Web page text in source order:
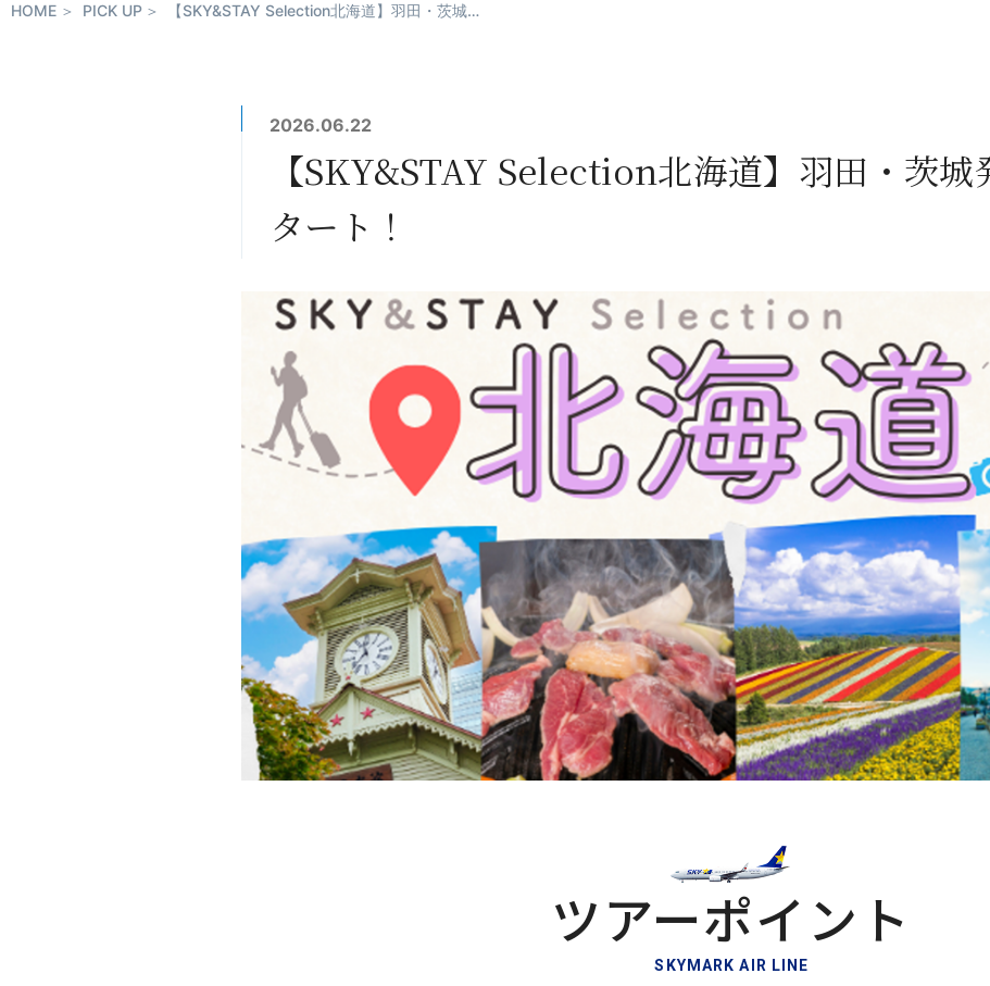
HOME PICK UP 【SKY&STAY Selection北海道】羽田・茨城発ツアー販売スタート！
2026.06.22
【SKY&STAY Selection北海道】羽田・茨城
タート！
ツアーポイント
SKYMARK AIR LINE